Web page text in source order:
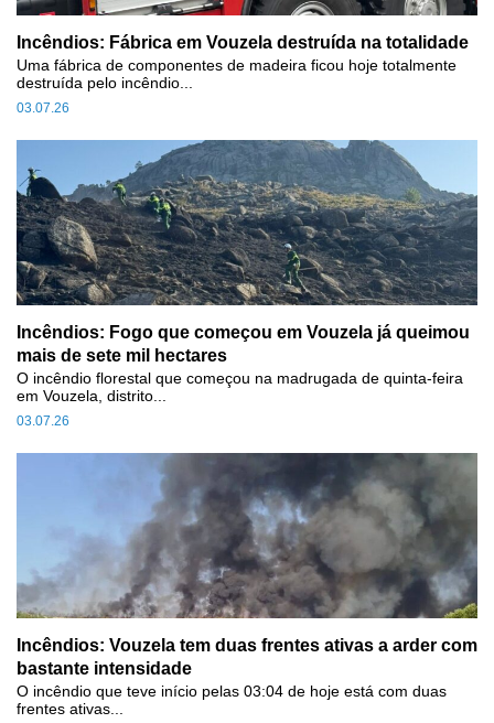
Incêndios: Fábrica em Vouzela destruída na totalidade
03.07.26
Uma fábrica de componentes de madeira ficou hoje totalmente
destruída pelo incêndio...
Incêndios: Fogo que começou em Vouzela já queimou
mais de sete mil hectares
03.07.26
O incêndio florestal que começou na madrugada de quinta-feira
em Vouzela, distrito...
Incêndios: Vouzela tem duas frentes ativas a arder com
bastante intensidade
O incêndio que teve início pelas 03:04 de hoje está com duas
frentes ativas...